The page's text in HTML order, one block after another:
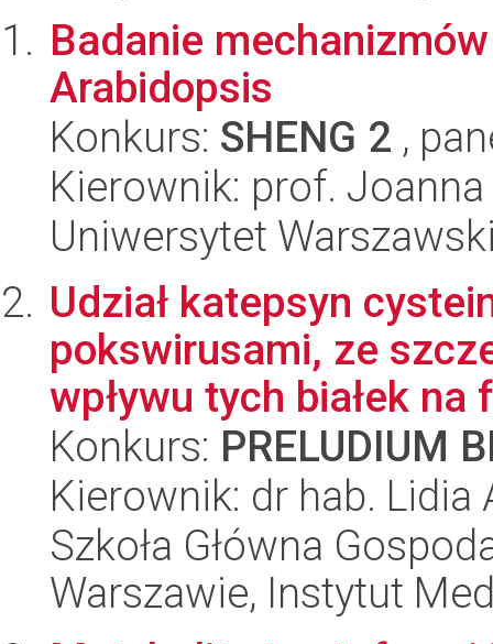
Badanie
Arabidopsis
Konkurs: SHENG 2 ,
Kierownik: prof.
Uniwersytet
Udział katepsyn
pokswirusami, ze
wpływu tych białek na
Konkurs: PRELUDIUM
Kierownik: dr hab.
Szkoła Główna
Warszawie, Instytut